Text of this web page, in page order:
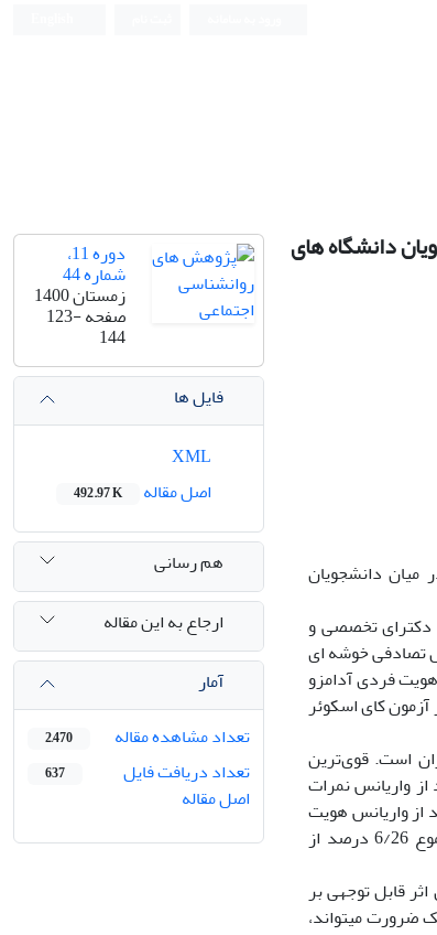
دانشگاه های
دانشجویان
مقاطع کارشناسی تا دکترای تخصصی و
تصادفی خوشه ای
دو پرسشنامه هویت فردی آدامزو
کای اسکوئر
است. قوی‌ترین
دانشجویان، هویت معوق است. این متغیر به تنهایی 7/14 درصد از واریانس نمرات
را پیش بینی کرد. دو متغیر هویت معوق و آشفته روی هم 4/25 درصد از واریانس هویت
اجتماعی را پیش بینی کردند. متغیرهای هویت معوق هویت آشفته و هویت موفق نیز در مجموع 6/26 درصد از
قابل توجهی بر
ضرورت می­تواند،
دوره 11،
شماره 44
زمستان 1400
صفحه123-
144
فایل ها
اصل مقاله
492.97 K
هم رسانی
ارجاع به این مقاله
آمار
تعداد مشاهده مقاله
2,470
تعداد دریافت فایل
اصل مقاله
637